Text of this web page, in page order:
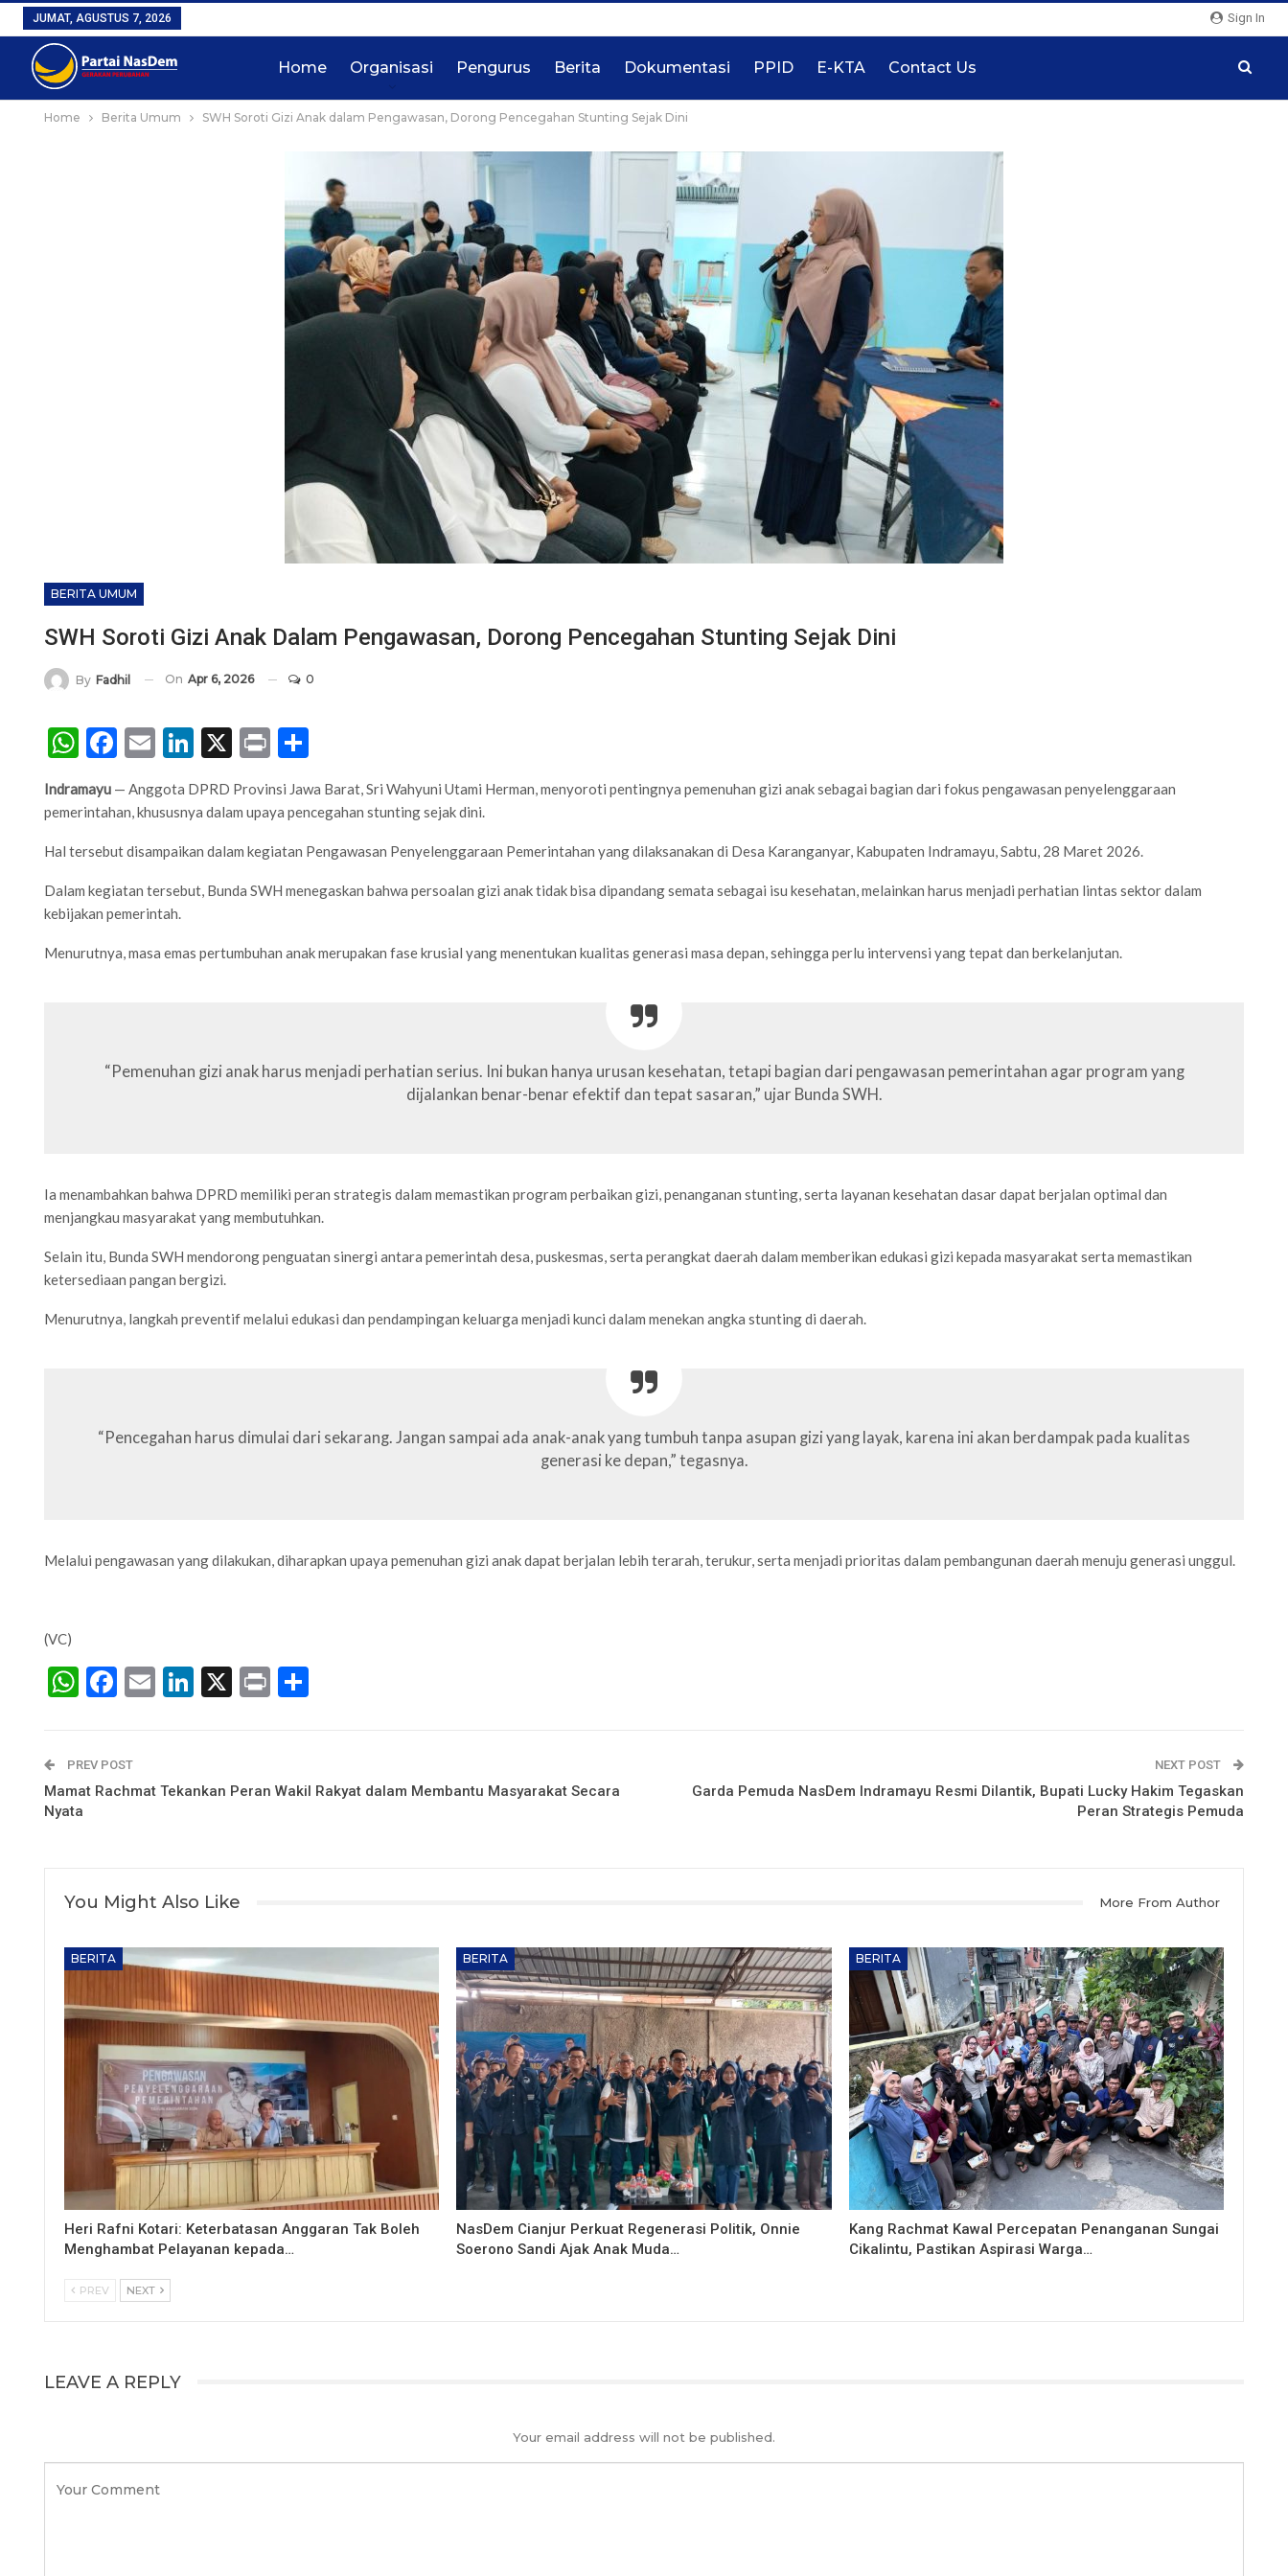
Sign In
JUMAT, AGUSTUS 7, 2026
Home Organisasi Pengurus Berita Dokumentasi PPID E-KTA Contact Us
Home Berita Umum SWH Soroti Gizi Anak dalam Pengawasan, Dorong Pencegahan Stunting Sejak Dini
BERITA UMUM
SWH Soroti Gizi Anak Dalam Pengawasan, Dorong Pencegahan Stunting Sejak Dini
By Fadhil On Apr 6, 2026 0
WhatsApp
Facebook
EmailLinkedIn
X Print
Indramayu — Anggota DPRD Provinsi Jawa Barat, Sri Wahyuni Utami Herman, menyoroti pentingnya pemenuhan gizi anak sebagai bagian dari fokus pengawasan penyelenggaraan
pemerintahan, khususnya dalam upaya pencegahan stunting sejak dini.
Hal tersebut disampaikan dalam kegiatan Pengawasan Penyelenggaraan Pemerintahan yang dilaksanakan di Desa Karanganyar, Kabupaten Indramayu, Sabtu, 28 Maret 2026.
Dalam kegiatan tersebut, Bunda SWH menegaskan bahwa persoalan gizi anak tidak bisa dipandang semata sebagai isu kesehatan, melainkan harus menjadi perhatian lintas sektor dalam
kebijakan pemerintah.
Menurutnya, masa emas pertumbuhan anak merupakan fase krusial yang menentukan kualitas generasi masa depan, sehingga perlu intervensi yang tepat dan berkelanjutan.
“Pemenuhan gizi anak harus menjadi perhatian serius. Ini bukan hanya urusan kesehatan, tetapi bagian dari pengawasan pemerintahan agar program yang
dijalankan benar-benar efektif dan tepat sasaran,” ujar Bunda SWH.
Ia menambahkan bahwa DPRD memiliki peran strategis dalam memastikan program perbaikan gizi, penanganan stunting, serta layanan kesehatan dasar dapat berjalan optimal dan
menjangkau masyarakat yang membutuhkan.
Selain itu, Bunda SWH mendorong penguatan sinergi antara pemerintah desa, puskesmas, serta perangkat daerah dalam memberikan edukasi gizi kepada masyarakat serta memastikan
ketersediaan pangan bergizi.
Menurutnya, langkah preventif melalui edukasi dan pendampingan keluarga menjadi kunci dalam menekan angka stunting di daerah.
“Pencegahan harus dimulai dari sekarang. Jangan sampai ada anak-anak yang tumbuh tanpa asupan gizi yang layak, karena ini akan berdampak pada kualitas
generasi ke depan,” tegasnya.
Melalui pengawasan yang dilakukan, diharapkan upaya pemenuhan gizi anak dapat berjalan lebih terarah, terukur, serta menjadi prioritas dalam pembangunan daerah menuju generasi unggul.
(VC)
WhatsApp
Facebook
EmailLinkedIn
X Print
PREV POST
Mamat Rachmat Tekankan Peran Wakil Rakyat dalam Membantu Masyarakat Secara
Nyata
NEXT POST
Garda Pemuda NasDem Indramayu Resmi Dilantik, Bupati Lucky Hakim Tegaskan
Peran Strategis Pemuda
You Might Also Like More From Author
BERITA
Heri Rafni Kotari: Keterbatasan Anggaran Tak Boleh
Menghambat Pelayanan kepada…
BERITA
NasDem Cianjur Perkuat Regenerasi Politik, Onnie
Soerono Sandi Ajak Anak Muda…
BERITA
Kang Rachmat Kawal Percepatan Penanganan Sungai
Cikalintu, Pastikan Aspirasi Warga…
PREV NEXT
LEAVE A REPLY
Your email address will not be published.